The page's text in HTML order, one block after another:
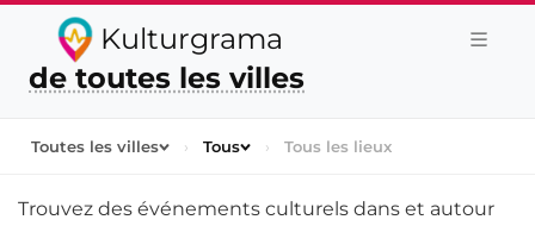
Kulturgrama
de toutes les villes
Toutes les villes › Tous › Tous les lieux
Trouvez des événements culturels dans et autour